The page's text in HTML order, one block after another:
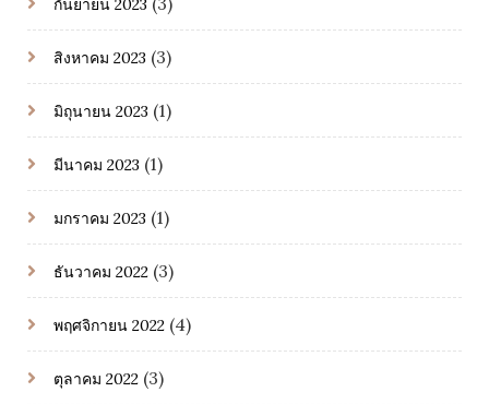
กันยายน 2023
สิงหาคม 2023 (3)
มิถุนายน 2023 (1)
มีนาคม 2023 (1)
มกราคม 2023 (1)
ธันวาคม 2022 (3)
พฤศจิกายน 2022 (4)
ตุลาคม 2022 (3)